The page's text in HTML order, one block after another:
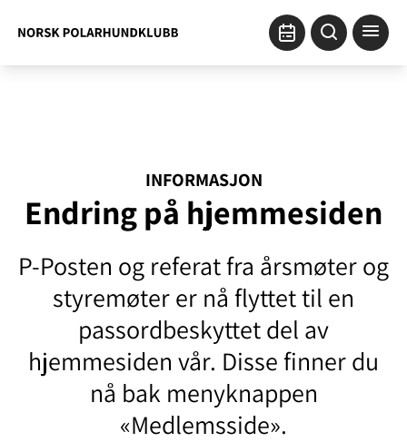
INFORMASJON
Endring på hjemmesiden
P-Posten og referat fra årsmøter og
styremøter er nå flyttet til en
passordbeskyttet del av
hjemmesiden vår. Disse finner du
nå bak menyknappen
«Medlemsside».